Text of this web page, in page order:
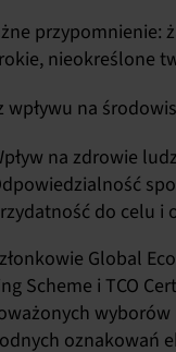
przypomnienie:
nieokreślone
wpływu na
na zdrowie
do celu i
Global
Scheme i TCO
oznakowań